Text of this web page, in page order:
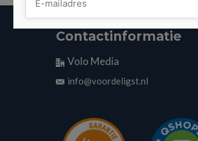
Contactinformatie
Volo Media
info@voordeligst.nl